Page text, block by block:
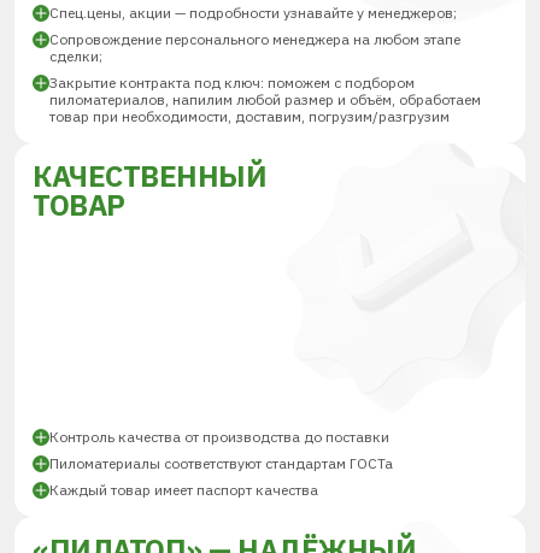
Спец.цены, акции — подробности узнавайте у менеджеров;
Сопровождение персонального менеджера на любом этапе
сделки;
Закрытие контракта под ключ: поможем с подбором
пиломатериалов, напилим любой размер и объём, обработаем
товар при необходимости, доставим, погрузим/разгрузим
КАЧЕСТВЕННЫЙ
ТОВАР
Контроль качества от производства до поставки
Пиломатериалы соответствуют стандартам ГОСТа
Каждый товар имеет паспорт качества